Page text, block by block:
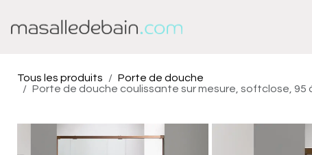
Tous les produits
Porte de douche
Porte de douche coulissante sur mesure, softclose, 95